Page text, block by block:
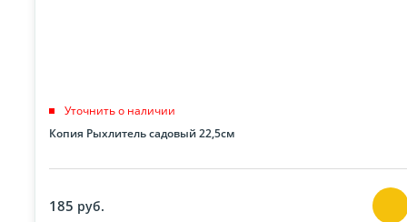
Уточнить о наличии
Копия Рыхлитель садовый 22,5см
185 руб.